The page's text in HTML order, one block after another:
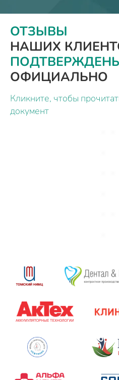
ОТЗЫВЫ
НАШИХ
ОФИЦИАЛЬНО
Кликните, чтобы
документ